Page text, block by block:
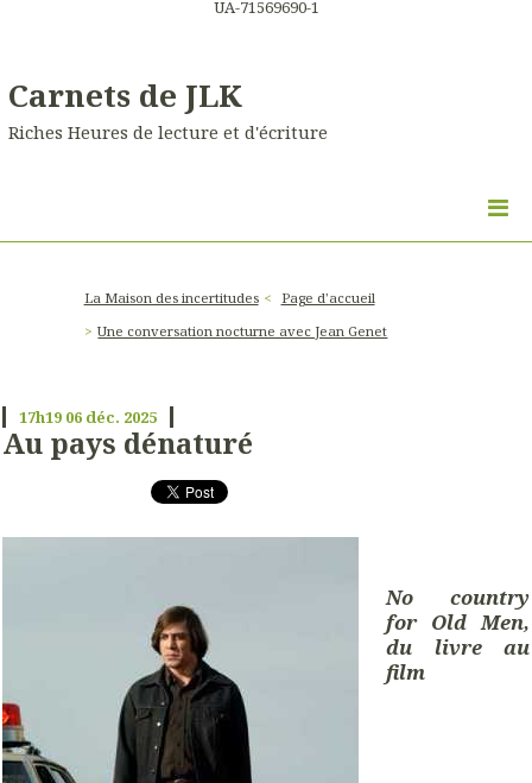
UA-71569690-1
Carnets de JLK
Riches Heures de lecture et d'écriture
La Maison des incertitudes
Page d'accueil
Une conversation nocturne avec Jean Genet
17h19 06 déc. 2025
Au pays dénaturé
No country
for Old Men,
du livre au
film